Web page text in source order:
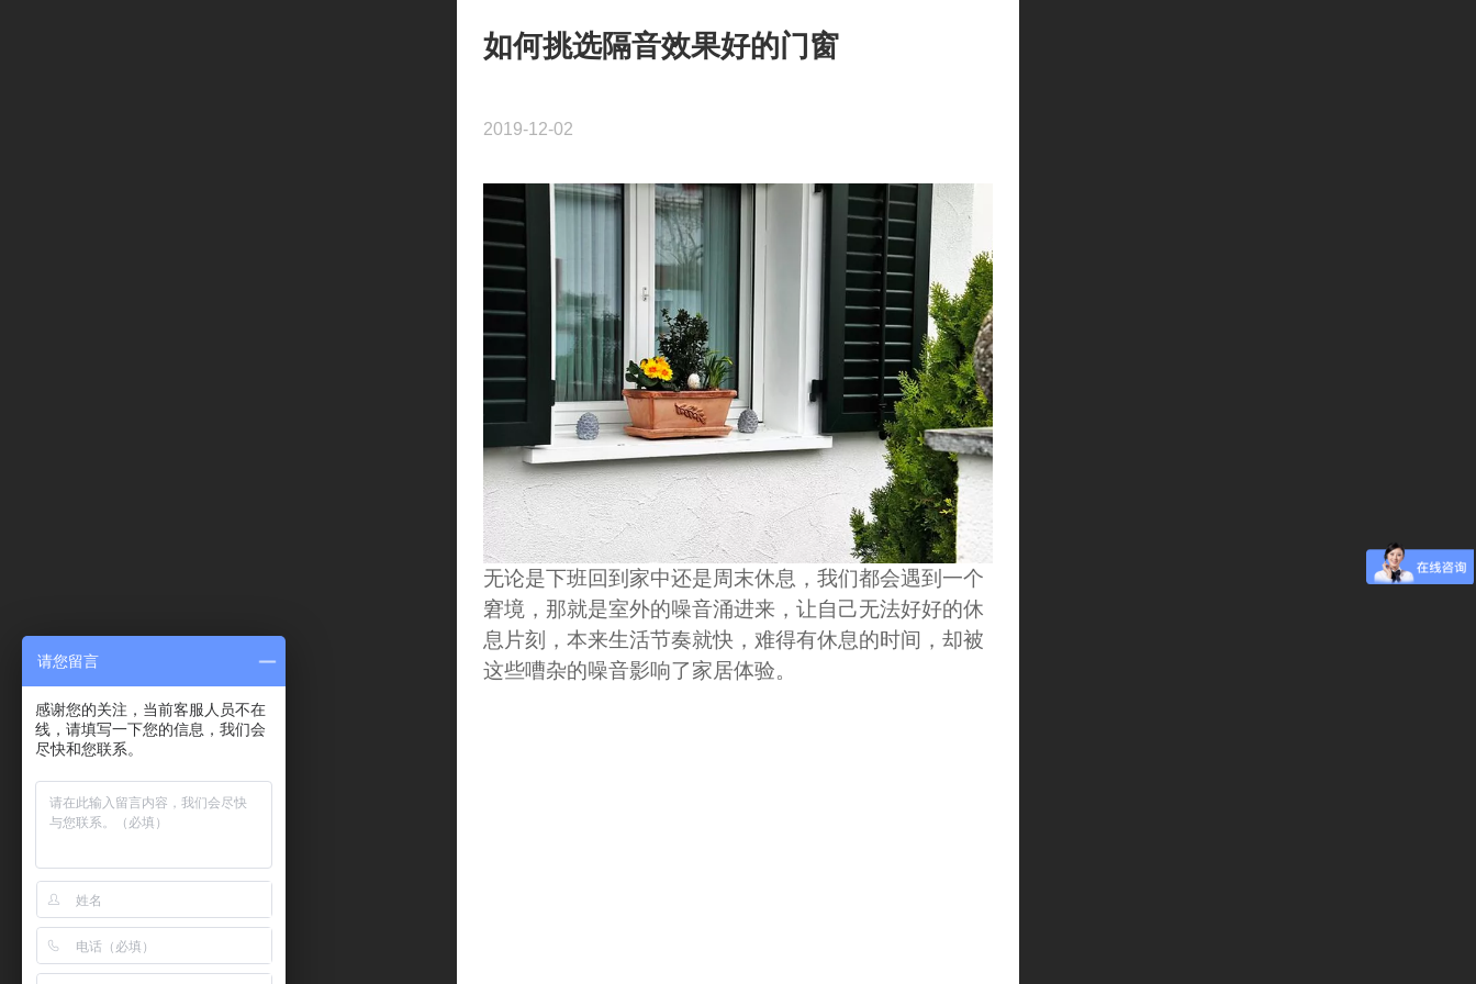
如何挑选隔音效果好的门窗
2019-12-02
无论是下班回到家中还是周末休息，我们都会遇到一个
窘境，那就是室外的噪音涌进来，让自己无法好好的休
息片刻，本来生活节奏就快，难得有休息的时间，却被
这些嘈杂的噪音影响了家居体验。
请您留言
感谢您的关注，当前客服人员不在
线，请填写一下您的信息，我们会
尽快和您联系。